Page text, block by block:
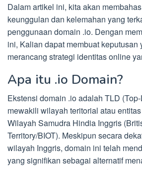
Dalam artikel ini, kita akan
keunggulan dan kelemahan yang
penggunaan domain .io. Dengan
ini, Kalian dapat membuat keputusan
merancang strategi identitas online
Apa itu .io Domain?
Ekstensi domain .io adalah TLD
mewakili wilayah teritorial atau
Wilayah Samudra Hindia Inggris
Territory/BIOT). Meskipun secara
wilayah Inggris, domain ini telah
yang signifikan sebagai alternatif